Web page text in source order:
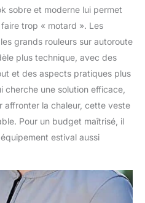
sobre et moderne lui permet
trop « motard ». Les
grands rouleurs sur autoroute
plus technique, avec des
et des aspects pratiques plus
cherche une solution efficace,
affronter la chaleur, cette veste
Pour un budget maîtrisé, il
estival aussi